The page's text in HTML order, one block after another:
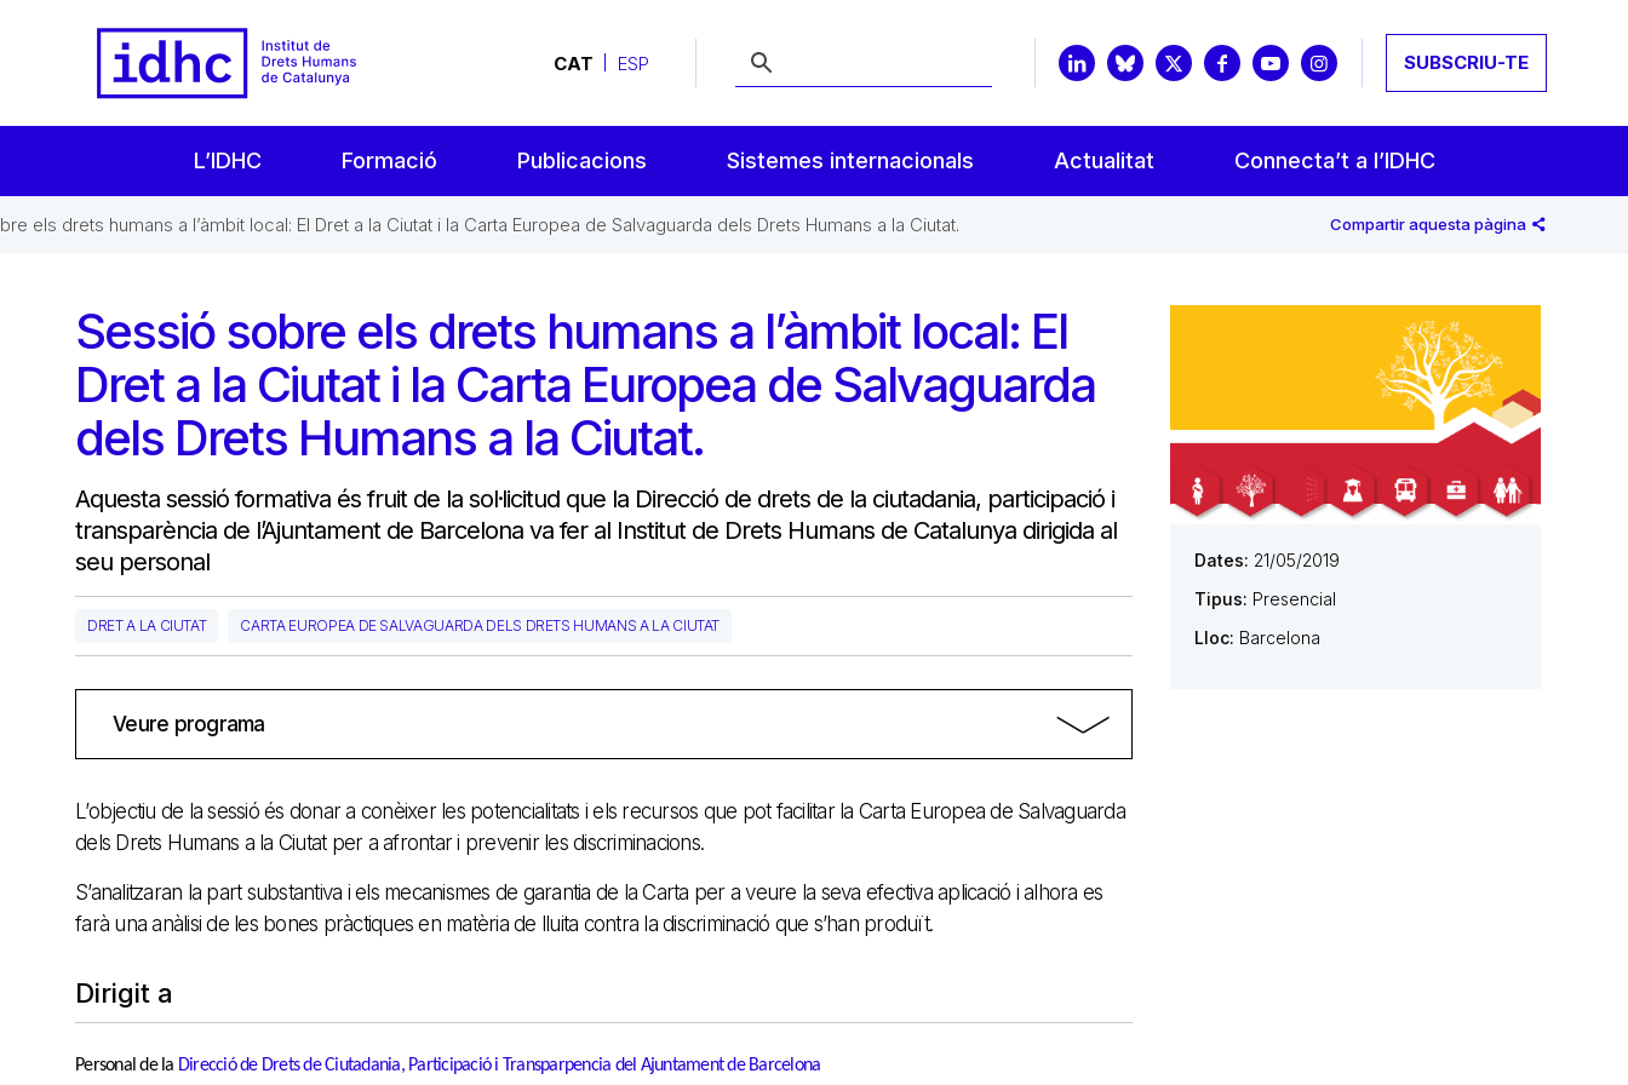
CAT ESP SUBSCRIU-TE
L’IDHC Formació Publicacions Sistemes internacionals Actualitat Connecta’t a l’IDHC
els drets humans a l’àmbit local: El Dret a la Ciutat i la Carta Europea de Salvaguarda dels Drets Humans a la Ciutat. Compartir aquesta pàgina
Sessió sobre els drets humans a l’àmbit local: El
Dret a la Ciutat i la Carta Europea de Salvaguarda
dels Drets Humans a la Ciutat.
Aquesta sessió formativa és fruit de la sol·licitud que la Direcció de drets de la ciutadania, participació i
transparència de l’Ajuntament de Barcelona va fer al Institut de Drets Humans de Catalunya dirigida al
seu personal
DRET A LA CIUTAT CARTA EUROPEA DE SALVAGUARDA DELS DRETS HUMANS A LA CIUTAT
Veure programa
L’objectiu de la sessió és donar a conèixer les potencialitats i els recursos que pot facilitar la Carta Europea de Salvaguarda
dels Drets Humans a la Ciutat per a afrontar i prevenir les discriminacions.
S’analitzaran la part substantiva i els mecanismes de garantia de la Carta per a veure la seva efectiva aplicació i alhora es
farà una anàlisi de les bones pràctiques en matèria de lluita contra la discriminació que s’han produït.
Dirigit a
Personal de la Direcció de Drets de Ciutadania, Participació i Transparpencia del Ajuntament de Barcelona
Dates: 21/05/2019
Tipus: Presencial
Lloc: Barcelona